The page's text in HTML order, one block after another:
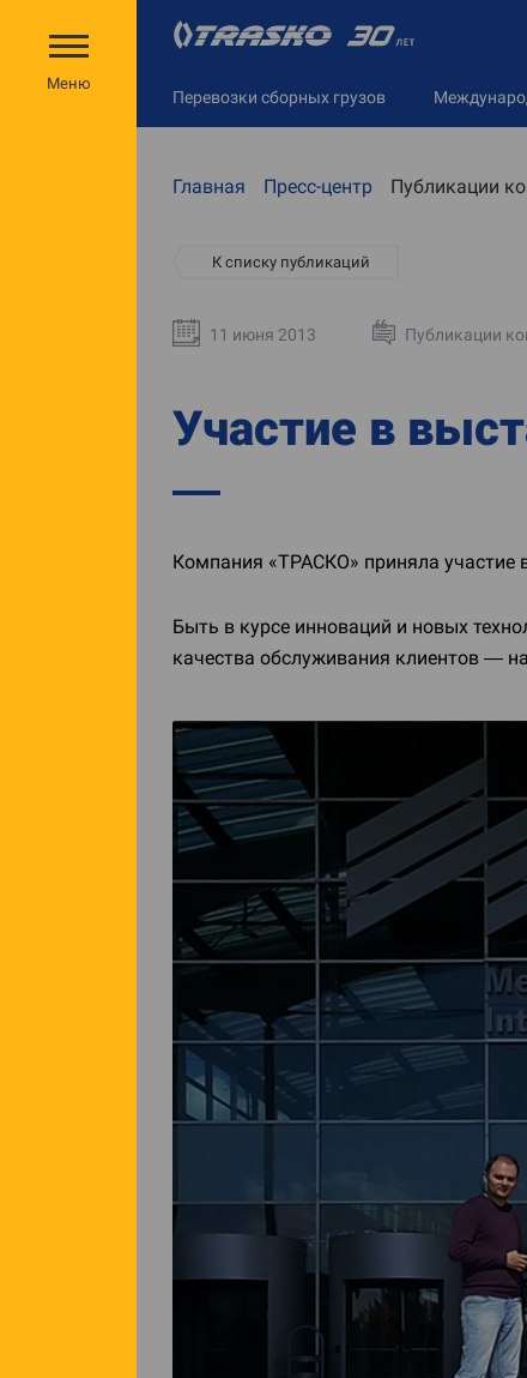
Меню
Перевозки сборных грузов
Главная Пресс-центр Публикации
К списку публикаций
11 июня 2013 Публикации
Участие в
Компания «ТРАСКО» приняла участие
Быть в курсе инноваций и новых
качества обслуживания клиентов —